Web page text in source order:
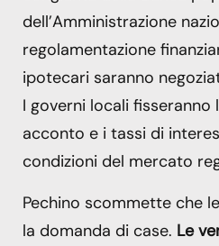
dell’Amministrazione
regolamentazione
ipotecari saranno
I governi locali
acconto e i tassi di
condizioni del mercato
Pechino scommette che
la domanda di case. Le